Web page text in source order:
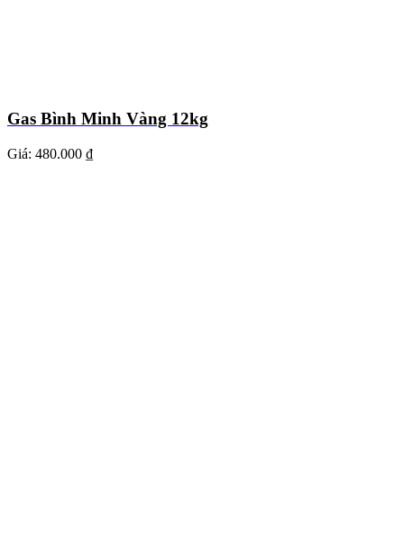
Gas Bình Minh Vàng 12kg
Giá: 480.000 ₫